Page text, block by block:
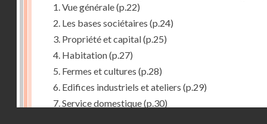
1. Vue générale(p.22)
2. Les bases sociétaires (p.24)
3. Propriété et capital(p.25)
4. Habitation(p.27)
5. Fermes et cultures (p.28)
6. Edifices industriels et ateliers (p.29)
7. Service domestique(p.30)